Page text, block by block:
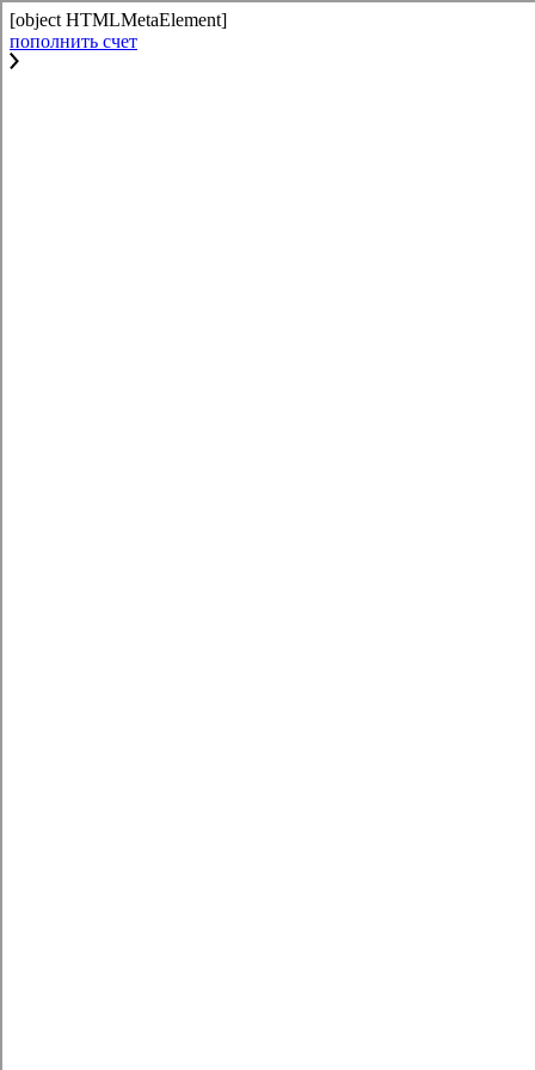
[object HTMLMetaElement]
пополнить счет